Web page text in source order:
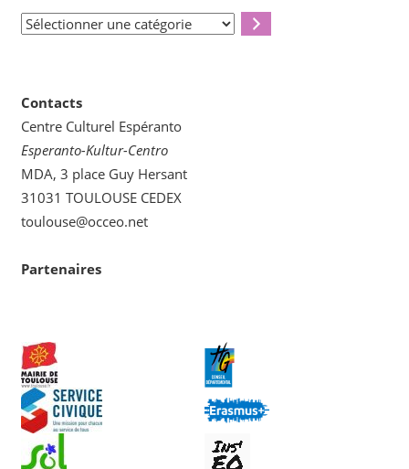
Sélectionner
Contacts
Centre Culturel Espéranto
Esperanto-Kultur-Centro
MDA, 3 place Guy Hersant
31031 TOULOUSE CEDEX
toulouse@occeo.net
Partenaires